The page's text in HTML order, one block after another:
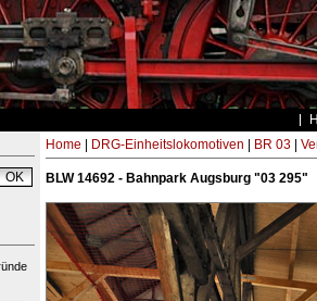
Home DRG-Einheitslokomotiven BR 03|
BLW 14692 - Bahnpark Augsburg "03 295"